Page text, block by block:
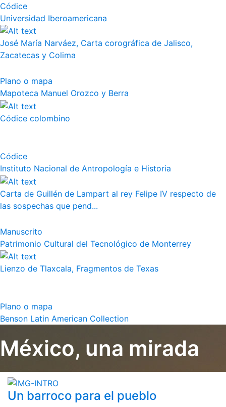
Códice
Universidad Iberoamericana
José María Narváez, Carta corográfica de Jalisco,
Zacatecas y Colima
Plano o mapa
Mapoteca Manuel Orozco y Berra
Códice colombino
Códice
Instituto Nacional de Antropología e Historia
Carta de Guillén de Lampart al rey Felipe IV respecto de
las sospechas que pend...
Manuscrito
Patrimonio Cultural del Tecnológico de Monterrey
Lienzo de Tlaxcala, Fragmentos de Texas
Plano o mapa
Benson Latin American Collection
México, una mirada
Un barroco para el pueblo